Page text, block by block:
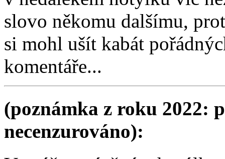
slovo někomu dalšímu,
si mohl ušít kabát
komentáře...
(poznámka z roku 2022:
necenzurováno):